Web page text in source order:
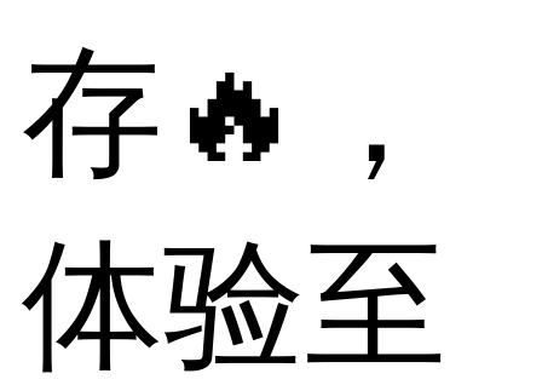
存🔥，
体验至